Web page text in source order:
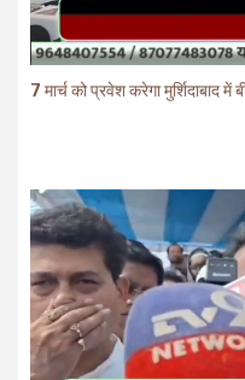
7 मार्च को प्रवेश करेगा मुर्शिदाबाद में